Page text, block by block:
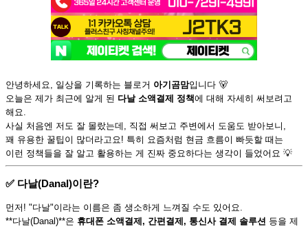
안녕하세요, 일상을 기록하는 블로거 아기곰맘입니다 🐻
오늘은 제가 최근에 알게 된 다날 소액결제 정책에 대해 자세히 써보려고
해요.
사실 처음엔 저도 잘 몰랐는데, 직접 써보고 주변에서 도움도 받아보니,
꽤 유용한 꿀팁이 많더라고요! 특히 요즘처럼 현금 흐름이 빠듯할 때는
이런 정책들을 잘 알고 활용하는 게 진짜 중요하다는 생각이 들었어요 💡
✅ 다날(Danal)이란?
먼저! "다날"이라는 이름은 좀 생소하게 느껴질 수도 있어요.
**다날(Danal)**은 휴대폰 소액결제, 간편결제, 통신사 결제 솔루션 등을 제